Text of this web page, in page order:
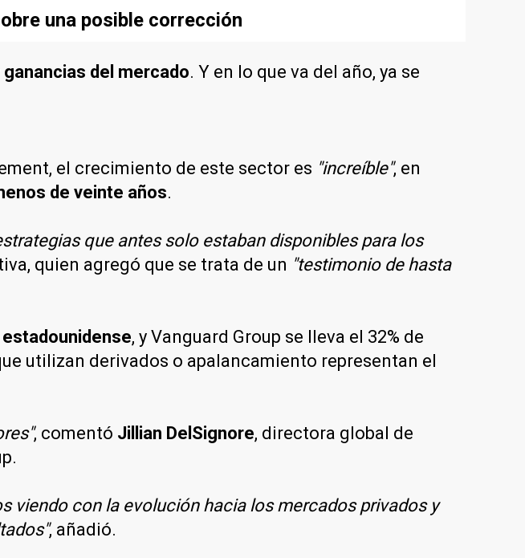
una posible corrección
del mercado. Y en lo que va del año, ya se
el crecimiento de este sector es "increíble", en
de veinte años.
que antes solo estaban disponibles para los
quien agregó que se trata de un "testimonio de hasta
, y Vanguard Group se lleva el 32% de
utilizan derivados o apalancamiento representan el
, comentó Jillian DelSignore, directora global de
viendo con la evolución hacia los mercados privados y
, añadió.